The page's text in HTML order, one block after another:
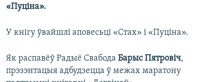
«Пуціна».
У кнігу ўвайшлі аповесьці «Стах» і «Пуціна».
Як распавёў Радыё Свабода Барыс Пятровіч,
прэзэнтацыя адбудзецца ў межах маратону